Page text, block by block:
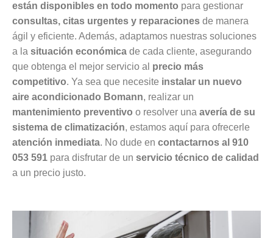
están disponibles en todo momento para gestionar
consultas, citas urgentes y reparaciones de manera
ágil y eficiente. Además, adaptamos nuestras soluciones
a la situación económica de cada cliente, asegurando
que obtenga el mejor servicio al precio más
competitivo. Ya sea que necesite instalar un nuevo
aire acondicionado Bomann, realizar un
mantenimiento preventivo o resolver una avería de su
sistema de climatización, estamos aquí para ofrecerle
atención inmediata. No dude en contactarnos al 910
053 591 para disfrutar de un servicio técnico de calidad
a un precio justo.